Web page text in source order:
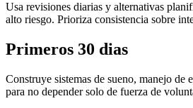
Usa revisiones diarias y alternativas
alto riesgo. Prioriza consistencia sobre
Primeros 30 dias
Construye sistemas de sueno, manejo de
para no depender solo de fuerza de